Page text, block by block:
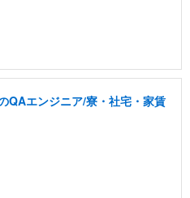
QAエンジニア/寮・社宅・家賃